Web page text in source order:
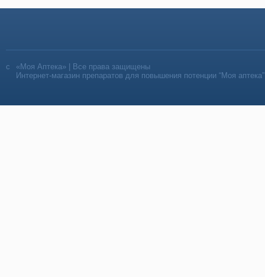
«Моя Аптека» | Все права защищены
Интернет-магазин препаратов для повышения потенции “Моя